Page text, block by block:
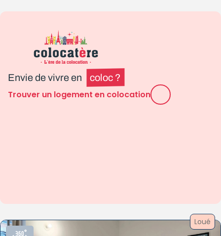
Envie de vivre en coloc ?
Trouver un logement en colocation
Loué